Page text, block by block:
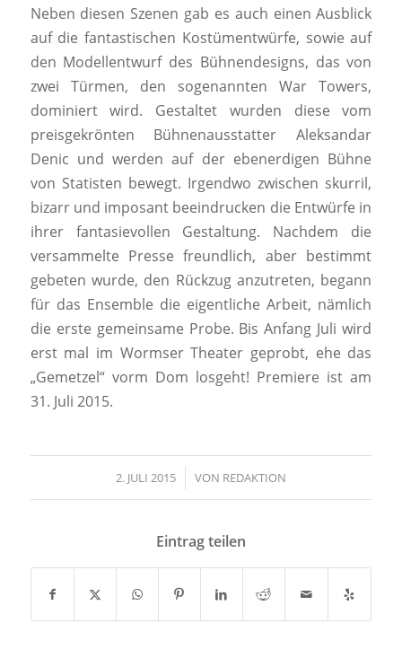
Neben diesen Szenen gab es auch einen Ausblick
auf die fantastischen Kostümentwürfe, sowie auf
den Modellentwurf des Bühnendesigns, das von
zwei Türmen, den sogenannten War Towers,
dominiert wird. Gestaltet wurden diese vom
preisgekrönten Bühnenausstatter Aleksandar
Denic und werden auf der ebenerdigen Bühne
von Statisten bewegt. Irgendwo zwischen skurril,
bizarr und imposant beeindrucken die Entwürfe in
ihrer fantasievollen Gestaltung. Nachdem die
versammelte Presse freundlich, aber bestimmt
gebeten wurde, den Rückzug anzutreten, begann
für das Ensemble die eigentliche Arbeit, nämlich
die erste gemeinsame Probe. Bis Anfang Juli wird
erst mal im Wormser Theater geprobt, ehe das
„Gemetzel“ vorm Dom losgeht! Premiere ist am
31. Juli 2015.
2. JULI 2015
/ VON REDAKTION
Eintrag teilen